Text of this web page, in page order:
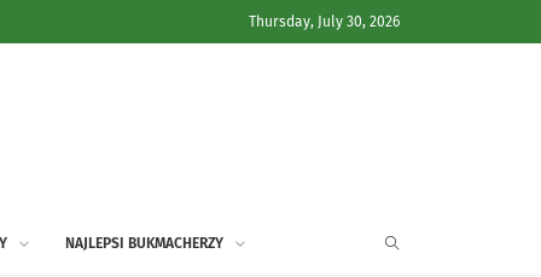
Thursday, July 30, 2026
NAJLEPSI BUKMACHERZY